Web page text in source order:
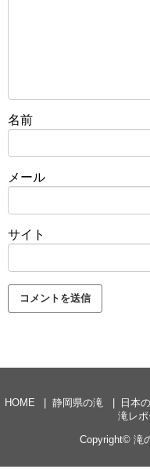
名前
メール
サイト
HOME 静岡県の滝 日本
滝レポ
Copyright© 滝